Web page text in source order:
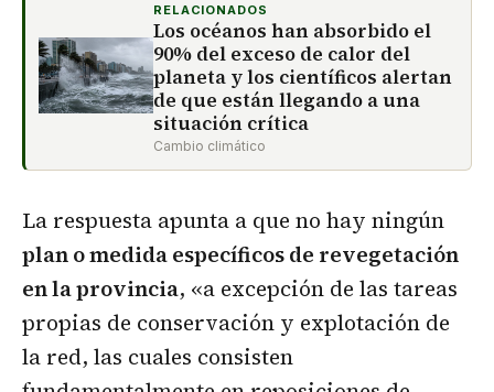
RELACIONADOS
Los océanos han absorbido el
90% del exceso de calor del
planeta y los científicos alertan
de que están llegando a una
situación crítica
Cambio climático
La respuesta apunta a que no hay ningún
plan o medida específicos de revegetación
en la provincia, «a excepción de las tareas
propias de conservación y explotación de
la red, las cuales consisten